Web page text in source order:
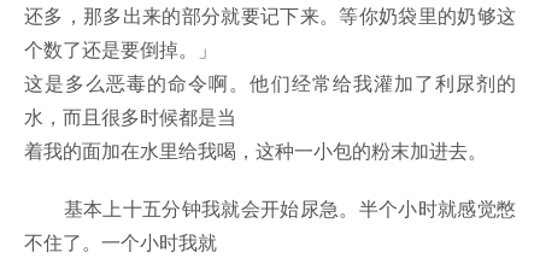
还多，那多出来的部分就要记下来。等你奶袋里的奶够这
个数了还是要倒掉。」
这是多么恶毒的命令啊。他们经常给我灌加了利尿剂的
水，而且很多时候都是当
着我的面加在水里给我喝，这种一小包的粉末加进去。
基本上十五分钟我就会开始尿急。半个小时就感觉憋
不住了。一个小时我就